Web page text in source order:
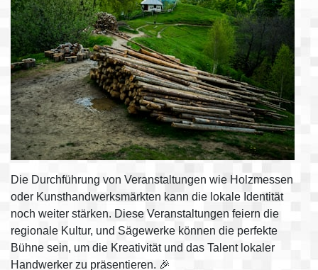
Die Durchführung von Veranstaltungen wie Holzmessen
oder Kunsthandwerksmärkten kann die lokale Identität
noch weiter stärken. Diese Veranstaltungen feiern die
regionale Kultur, und Sägewerke können die perfekte
Bühne sein, um die Kreativität und das Talent lokaler
Handwerker zu präsentieren. 🎉